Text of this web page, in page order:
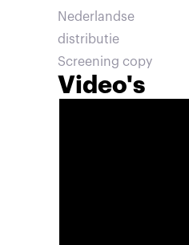
Nederlandse
distributie
Screening copy
Video's